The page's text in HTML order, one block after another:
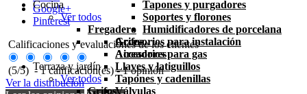
Cocina
Ver todos
Fregadero
Grifos
Aireadores
Llaves y latiguillos
Tapones y cadenillas
Válvulas
Tapones y purgadores
Soportes y florones
Humidificadores de porcelana
Accesorios para instalación
Accesorios para gas
Terraza y jardín
Ver todos
Grifos
Google+
Pinterest
Calificaciones y evaluaciones de los clientes
(5/5) -1calificación(es) -1opinión
Ver la distribución